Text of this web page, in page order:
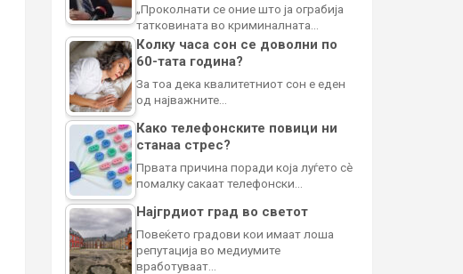
„Проколнати се оние што ја ограбија
татковината во криминалната…
Колку часа сон се доволни по
60-тата година?
За тоа дека квалитетниот сон е еден
од најважните…
Како телефонските повици ни
станаа стрес?
Првата причина поради која луѓето сè
помалку сакаат телефонски…
Најгрдиот град во светот
Повеќето градови кои имаат лоша
репутација во медиумите
вработуваат…